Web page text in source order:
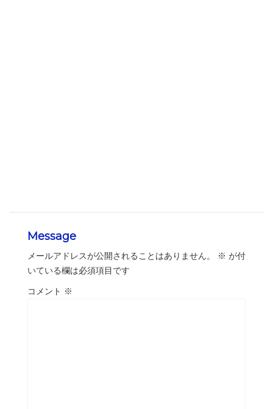
Message
メールアドレスが公開されることはありません。 ※ が付
いている欄は必須項目です
コメント ※